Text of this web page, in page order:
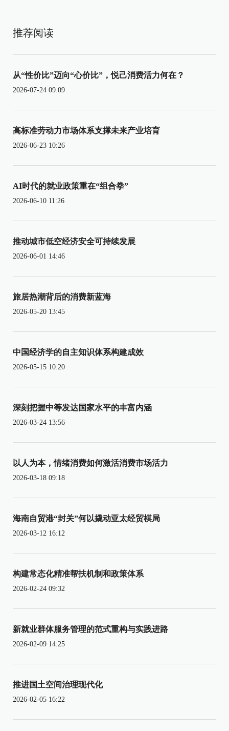
推荐阅读
从“性价比”迈向“心价比”，悦己消费活力何在？
2026-07-24 09:09
高标准劳动力市场体系支撑未来产业培育
2026-06-23 10:26
AI时代的就业政策重在“组合拳”
2026-06-10 11:26
推动城市低空经济安全可持续发展
2026-06-01 14:46
旅居热潮背后的消费新蓝海
2026-05-20 13:45
中国经济学的自主知识体系构建成效
2026-05-15 10:20
深刻把握中等发达国家水平的丰富内涵
2026-03-24 13:56
以人为本，情绪消费如何激活消费市场活力
2026-03-18 09:18
海南自贸港“封关”何以撬动亚太经贸棋局
2026-03-12 16:12
构建常态化精准帮扶机制和政策体系
2026-02-24 09:32
新就业群体服务管理的范式重构与实践进路
2026-02-09 14:25
推进国土空间治理现代化
2026-02-05 16:22